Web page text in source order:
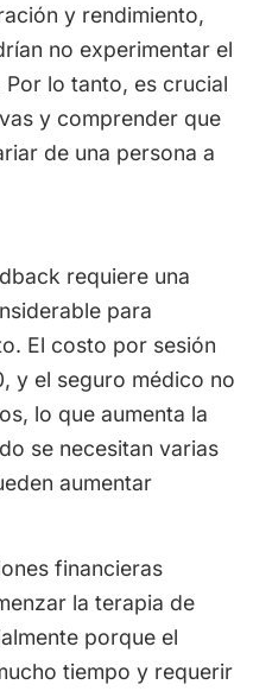
y rendimiento,
no experimentar el
lo tanto, es crucial
y comprender que
de una persona a
requiere una
para
El costo por sesión
y el seguro médico no
lo que aumenta la
se necesitan varias
aumentar
financieras
la terapia de
porque el
tiempo y requerir